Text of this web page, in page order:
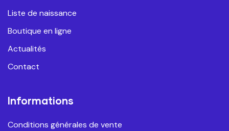
Liste de naissance
Boutique en ligne
Actualités
Contact
Informations
Conditions générales de vente